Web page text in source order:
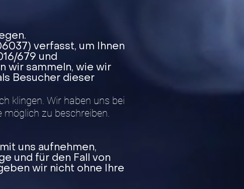
verfasst, um Ihnen
679 und
wir sammeln, wie wir
Besucher dieser
klingen. Wir haben uns bei
möglich zu beschreiben.
uns aufnehmen,
und für den Fall von
wir nicht ohne Ihre